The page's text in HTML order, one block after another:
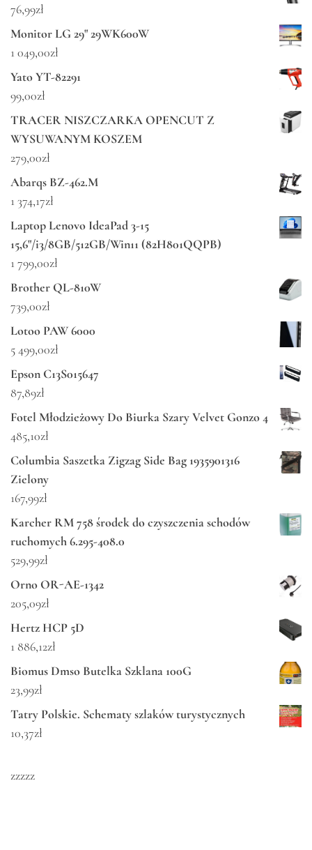
76,99zł
Monitor LG 29" 29WK600W
1 049,00zł
Yato YT-82291
99,00zł
TRACER NISZCZARKA OPENCUT Z
WYSUWANYM KOSZEM
279,00zł
Abarqs BZ-462.M
1 374,17zł
Laptop Lenovo IdeaPad 3-15
15,6"/i3/8GB/512GB/Win11 (82H801QQPB)
1 799,00zł
Brother QL-810W
739,00zł
Lotoo PAW 6000
5 499,00zł
Epson C13S015647
87,89zł
Fotel Młodzieżowy Do Biurka Szary Velvet Gonzo 4
485,10zł
Columbia Saszetka Zigzag Side Bag 1935901316
Zielony
167,99zł
Karcher RM 758 środek do czyszczenia schodów
ruchomych 6.295-408.0
529,99zł
Orno OR-AE-1342
205,09zł
Hertz HCP 5D
1 886,12zł
Biomus Dmso Butelka Szklana 100G
23,99zł
Tatry Polskie. Schematy szlaków turystycznych
10,37zł
zzzzz